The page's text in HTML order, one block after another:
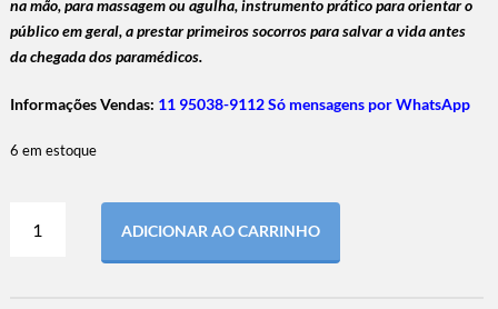
na mão, para massagem ou agulha,instrumento prático para orientar o
público em geral, a prestar primeiros socorros para salvar a vida antes
da chegada dos paramédicos.
Informações Vendas: 11 95038-9112 Só mensagens por WhatsApp
6 em estoque
ADICIONAR AO CARRINHO